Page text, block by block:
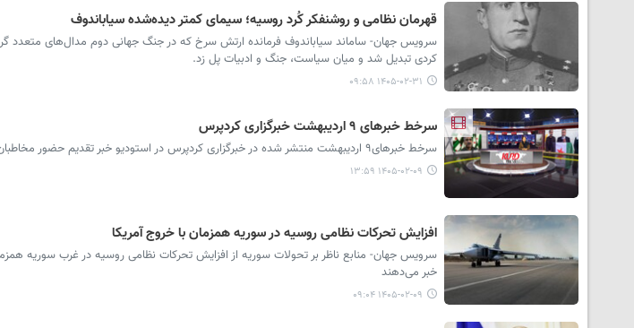
قهرمان نظامی و روشنفکر کُرد روسیه؛ سیمای کمتر دیده‌شده سیاباندوف
سرویس جهان- ساماند سیاباندوف فرمانده ارتش سرخ که در جنگ جهانی دوم مدال‌های متعدد
کردی تبدیل شد و میان سیاست، جنگ و ادبیات پل زد.
۱۴۰۵-۰۲-۳۱ ۰۹:۵۸
سرخط خبرهای ۹ اردیبهشت خبرگزاری کردپرس
سرخط خبرهای۹ اردیبهشت منتشر شده در خبرگزاری کردپرس در استودیو خبر تقدیم حضور مخاطبان می شود.
۱۴۰۵-۰۲-۰۹ ۱۳:۵۹
افزایش تحرکات نظامی روسیه در سوریه همزمان با خروج آمریکا
سرویس جهان- منابع ناظر بر تحولات سوریه از افزایش تحرکات نظامی روسیه در غرب سوریه
خبر می‌دهند
۱۴۰۵-۰۲-۰۹ ۰۹:۰۴
نام مادر؛ حقیقتی که نباید پنهان
بماند/شفیع بهرامیان
موقوفه
سازی